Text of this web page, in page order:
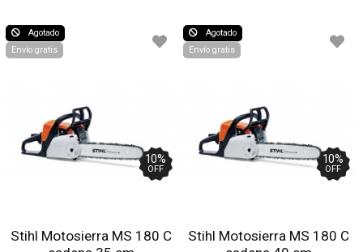
Agotado
Envío gratis
Stihl Motosierra MS 180 C
10%
OFF
Agotado
Envío gratis
Stihl Motosierra MS 180 C
10%
OFF